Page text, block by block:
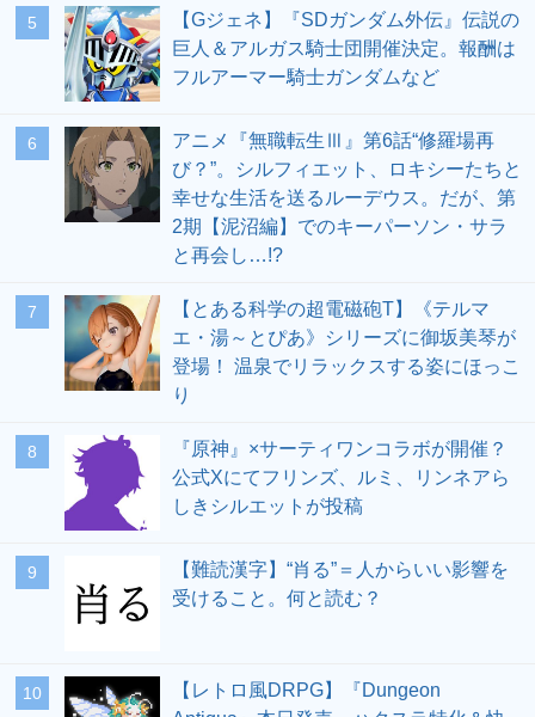
5
【Gジェネ】『SDガンダム外伝』伝説の
巨人＆アルガス騎士団開催決定。報酬は
フルアーマー騎士ガンダムなど
6
アニメ『無職転生Ⅲ』第6話“修羅場再
び？”。シルフィエット、ロキシーたちと
幸せな生活を送るルーデウス。だが、第
2期【泥沼編】でのキーパーソン・サラ
と再会し…!?
7
【とある科学の超電磁砲T】《テルマ
エ・湯～とぴあ》シリーズに御坂美琴が
登場！ 温泉でリラックスする姿にほっこ
り
8
『原神』×サーティワンコラボが開催？
公式Xにてフリンズ、ルミ、リンネアら
しきシルエットが投稿
9
【難読漢字】“肖る”＝人からいい影響を
受けること。何と読む？
10
【レトロ風DRPG】『Dungeon